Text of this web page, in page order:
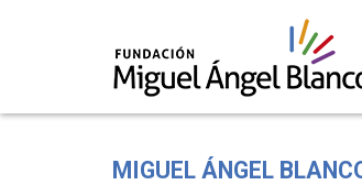
MIGUEL ÁNGEL